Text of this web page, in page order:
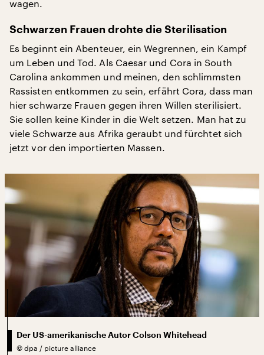
wagen.
Schwarzen Frauen drohte die Sterilisation
Es beginnt ein Abenteuer, ein Wegrennen, ein Kampf
um Leben und Tod. Als Caesar und Cora in South
Carolina ankommen und meinen, den schlimmsten
Rassisten entkommen zu sein, erfährt Cora, dass man
hier schwarze Frauen gegen ihren Willen sterilisiert.
Sie sollen keine Kinder in die Welt setzen. Man hat zu
viele Schwarze aus Afrika geraubt und fürchtet sich
jetzt vor den importierten Massen.
Der US-amerikanische Autor Colson Whitehead
© dpa / picture alliance